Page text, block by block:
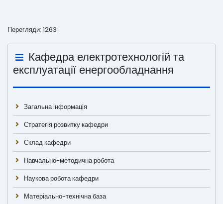
Перегляди: 1263
Кафедра електротехнологій та
експлуатації енергообладнання
Загальна інформація
Стратегія розвитку кафедри
Склад кафедри
Навчально-методична робота
Наукова робота кафедри
Матеріально-технічна база